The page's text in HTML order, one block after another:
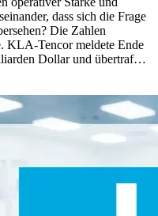
dass sich die Frage
Die Zahlen
KLA-Tencor meldete Ende
Dollar und übertraf…